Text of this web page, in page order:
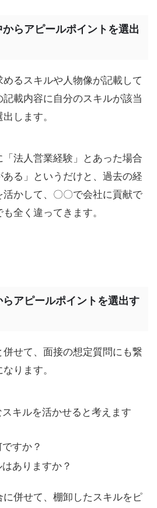
らアピールポイントを選出
るスキルや人物像が記載して
載内容に自分のスキルが該当
します。
法人営業経験」とあった場合
る」というだけと、過去の経
かして、〇〇で会社に貢献で
全く違ってきます。
アピールポイントを選出す
せて、面接の想定質問にも繋
ります。
キルを活かせると考えます
すか？
ありますか？
併せて、棚卸したスキルをピ